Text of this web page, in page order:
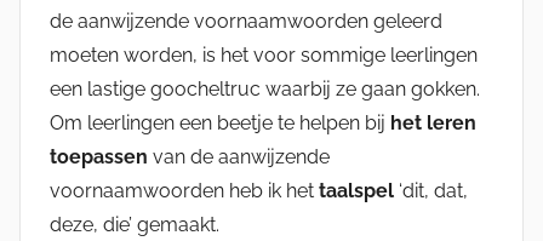
de aanwijzende voornaamwoorden geleerd
moeten worden, is het voor sommige leerlingen
een lastige goocheltruc waarbij ze gaan gokken.
Om leerlingen een beetje te helpen bij het leren
toepassen van de aanwijzende
voornaamwoorden heb ik het taalspel ‘dit, dat,
deze, die’ gemaakt.